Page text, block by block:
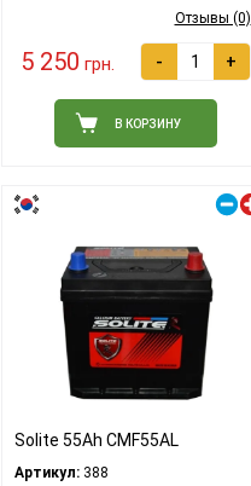
Отзывы (0)
5 250 грн. - +
В КОРЗИНУ
Solite 55Ah CMF55AL
Артикул: 388